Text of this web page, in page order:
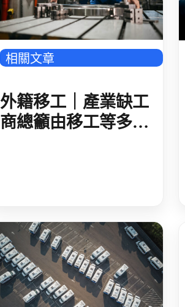
相關文章
外籍移工｜產業缺工
商總籲由移工等多方